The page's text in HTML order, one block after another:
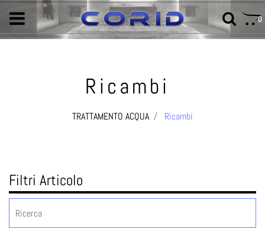
0
Ricambi
TRATTAMENTO ACQUA Ricambi
Filtri Articolo